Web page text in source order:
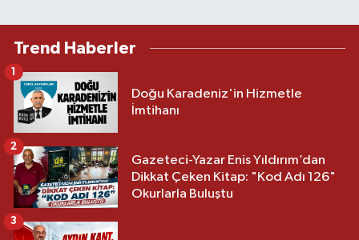
Trend Haberler
Doğu Karadeniz'in Hizmetle
İmtihanı
1
Gazeteci-Yazar Enis Yıldırım’dan
Dikkat Çeken Kitap: "Kod Adı 126"
Okurlarla Buluştu
2
3